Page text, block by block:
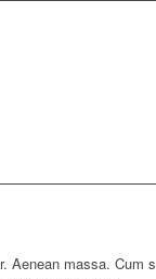
Aenean massa. Cum